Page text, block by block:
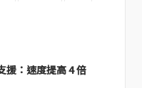
援：速度提高 4 倍